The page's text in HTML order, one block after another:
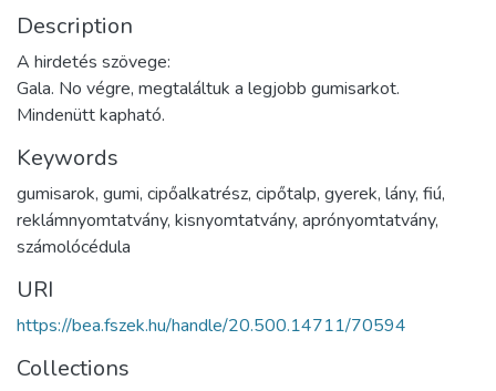
Description
A hirdetés szövege:
Gala. No végre, megtaláltuk a legjobb gumisarkot.
Mindenütt kapható.
Keywords
gumisarok, gumi, cipőalkatrész, cipőtalp, gyerek, lány, fiú,
reklámnyomtatvány, kisnyomtatvány, aprónyomtatvány,
számolócédula
URI
https://bea.fszek.hu/handle/20.500.14711/70594
Collections